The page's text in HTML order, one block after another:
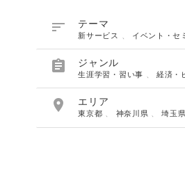
 テーマ
新サービス イベント・セ
 ジャンル
生涯学習・習い事 、経済・
 エリア
東京都 神奈川県 、埼玉県